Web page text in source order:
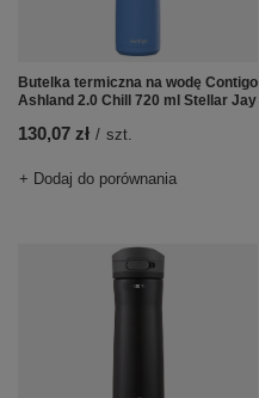
Butelka termiczna na wodę Contigo
Ashland 2.0 Chill 720 ml Stellar Jay
130,07 zł / szt.
+ Dodaj do porównania